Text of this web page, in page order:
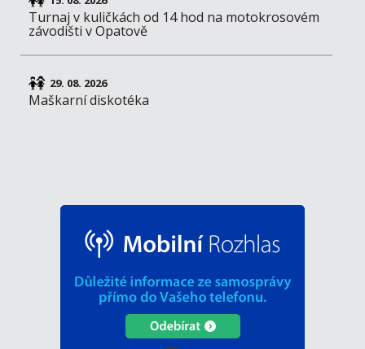
Turnaj v kuličkách od 14 hod na motokrosovém
závodišti v Opatově
29. 08. 2026
Maškarní diskotéka